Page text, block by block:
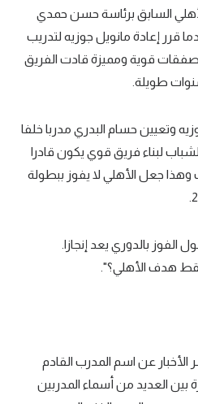
السابق برئاسة حسن حمدي
الأولى في عام 2004 عندما قرر إعادة مانويل جوزيه لتدريب
قوية ومميزة قادت الفريق
طويلة.
وتعيين حسام البدري مدربا خلفا
لبناء فريق قوي يكون قادرا
جعل الأهلي لا يفوز ببطولة
الفوز بالدوري يعد إنجازا.
هدف الأهلي؟".
عن اسم المدرب القادم
بين العديد من أسماء المدربين